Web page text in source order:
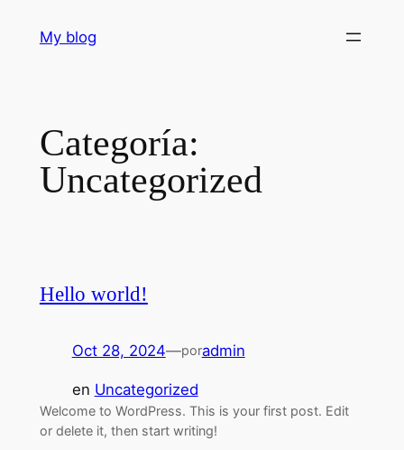
My blog
Categoría:
Uncategorized
Hello world!
Oct 28, 2024—poradmin
en Uncategorized
Welcome to WordPress. This is your first post. Edit
or delete it, then start writing!